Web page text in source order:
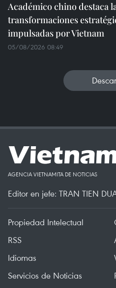
Académico chino destaca
transformaciones
impulsadas por Vietnam
05/08/2026 08:49
AGENCIA VIETNAMITA DE NOTICIAS
Editor en jefe: TRAN TIEN
Propiedad Intelectual
RSS
Idiomas
Servicios de Noticias